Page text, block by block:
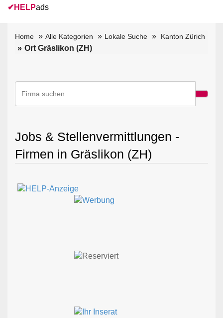
✔ HELPads
Home Alle Kategorien Lokale Suche Kanton Zürich
Ort Gräslikon (ZH)
Jobs & Stellenvermittlungen -
Firmen in Gräslikon (ZH)